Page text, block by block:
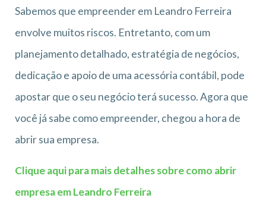
Sabemos que empreender em Leandro Ferreira
envolve muitos riscos. Entretanto, com um
planejamento detalhado, estratégia de negócios,
dedicação e apoio de uma acessória contábil, pode
apostar que o seu negócio terá sucesso. Agora que
você já sabe como empreender, chegou a hora de
abrir sua empresa.
Clique aqui para mais detalhes sobre como abrir
empresa em Leandro Ferreira